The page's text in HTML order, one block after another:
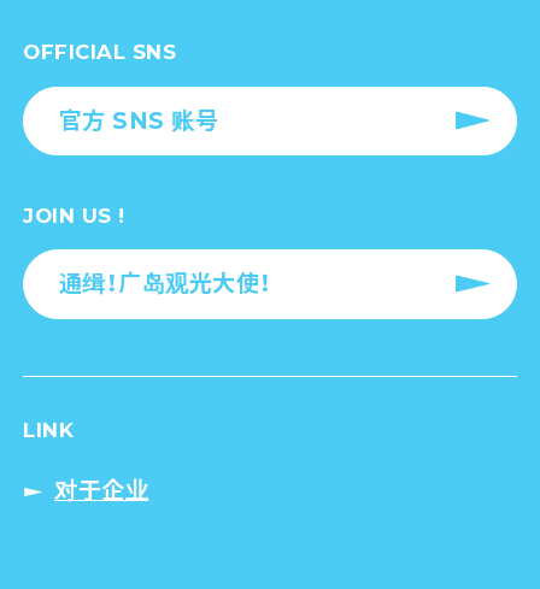
OFFICIAL SNS
官方 SNS 账号
JOIN US !
通缉！广岛观光大使！
LINK
对于企业